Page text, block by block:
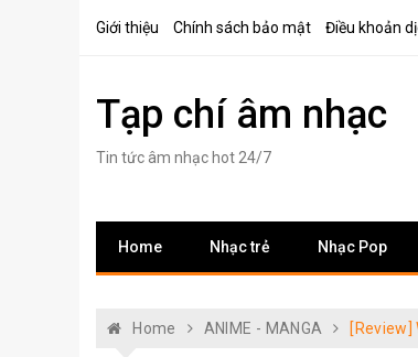
Giới thiệu Chính sách bảo mật Điều khoản
Tạp chí âm nhạc
Tin tức âm nhạc hot 24/7
Home Nhạc trẻ Nhạc Pop
Home ANIME - MANGA [Review]